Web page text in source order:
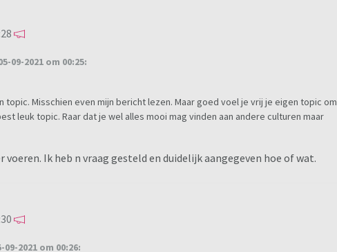
09-2021 om 00:25:
topic. Misschien even mijn bericht lezen. Maar goed voel je vrij je eigen topic om
leuk topic. Raar dat je wel alles mooi mag vinden aan andere culturen maar
voeren. Ik heb n vraag gesteld en duidelijk aangegeven hoe of wat.
2021 om 00:26: